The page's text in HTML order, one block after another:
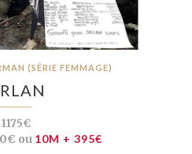
(SÉRIE FEMMAGE)
1175€
ou 10M + 395€